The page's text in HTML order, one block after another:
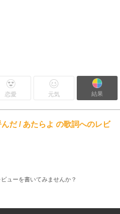
恋愛 元気 結果
だ / あたらよ の歌詞へのレビ
ューを書いてみませんか？